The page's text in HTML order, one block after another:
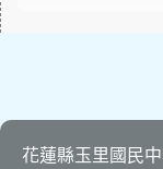
花蓮縣玉里國民